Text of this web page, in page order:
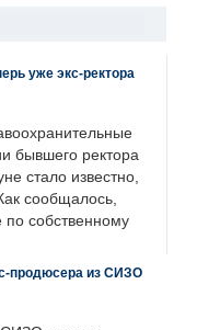
уже экс-ректора
бывшего ректора
стало известно,
сообщалось,
по собственному
продюсера из СИЗО